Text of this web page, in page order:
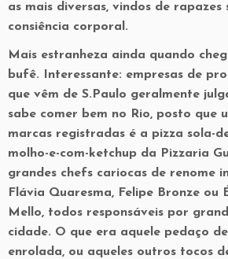
as mais diversas, vindos de rapazes
consiência corporal.
Mais estranheza ainda quando
bufê. Interessante: empresas de
que vêm de S.Paulo geralmente
sabe comer bem no Rio, posto que
marcas registradas é a pizza sola-
molho-e-com-ketchup da Pizzaria
grandes chefs cariocas de renome
Flávia Quaresma, Felipe Bronze ou
Mello, todos responsáveis por
cidade. O que era aquele pedaço
enrolada, ou aqueles outros tocos